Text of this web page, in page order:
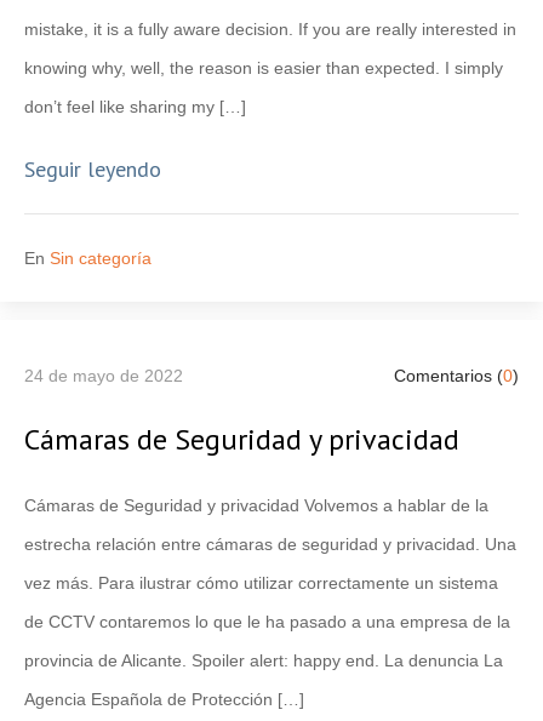
mistake, it is a fully aware decision. If you are really interested in
knowing why, well, the reason is easier than expected. I simply
don’t feel like sharing my […]
Seguir leyendo
En Sin categoría
24 de mayo de 2022 Comentarios (0)
Cámaras de Seguridad y privacidad
Cámaras de Seguridad y privacidad Volvemos a hablar de la
estrecha relación entre cámaras de seguridad y privacidad. Una
vez más. Para ilustrar cómo utilizar correctamente un sistema
de CCTV contaremos lo que le ha pasado a una empresa de la
provincia de Alicante. Spoiler alert: happy end. La denuncia La
Agencia Española de Protección […]